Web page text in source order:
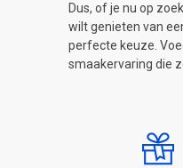
Dus, of je nu op
wilt genieten van
perfecte keuze.
smaakervaring die
Harde snoepjes